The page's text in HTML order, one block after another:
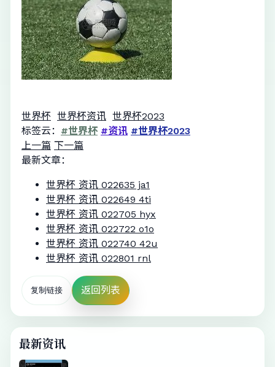
世界杯 世界杯资讯 世界杯2023
标签云： #世界杯 #资讯 #世界杯2023
上一篇 下一篇
最新文章：
世界杯 资讯 022635 ja1
世界杯 资讯 022649 4ti
世界杯 资讯 022705 hyx
世界杯 资讯 022722 o1o
世界杯 资讯 022740 42u
世界杯 资讯 022801 rnl
复制链接 返回列表
最新资讯